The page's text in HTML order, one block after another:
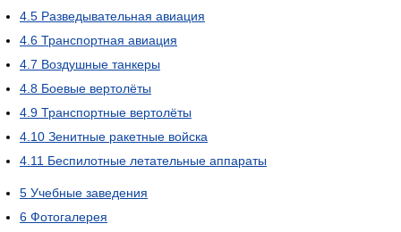
4.5 Разведывательная авиация
4.6 Транспортная авиация
4.7 Воздушные танкеры
4.8 Боевые вертолёты
4.9 Транспортные вертолёты
4.10 Зенитные ракетные войска
4.11 Беспилотные летательные аппараты
5 Учебные заведения
6 Фотогалерея